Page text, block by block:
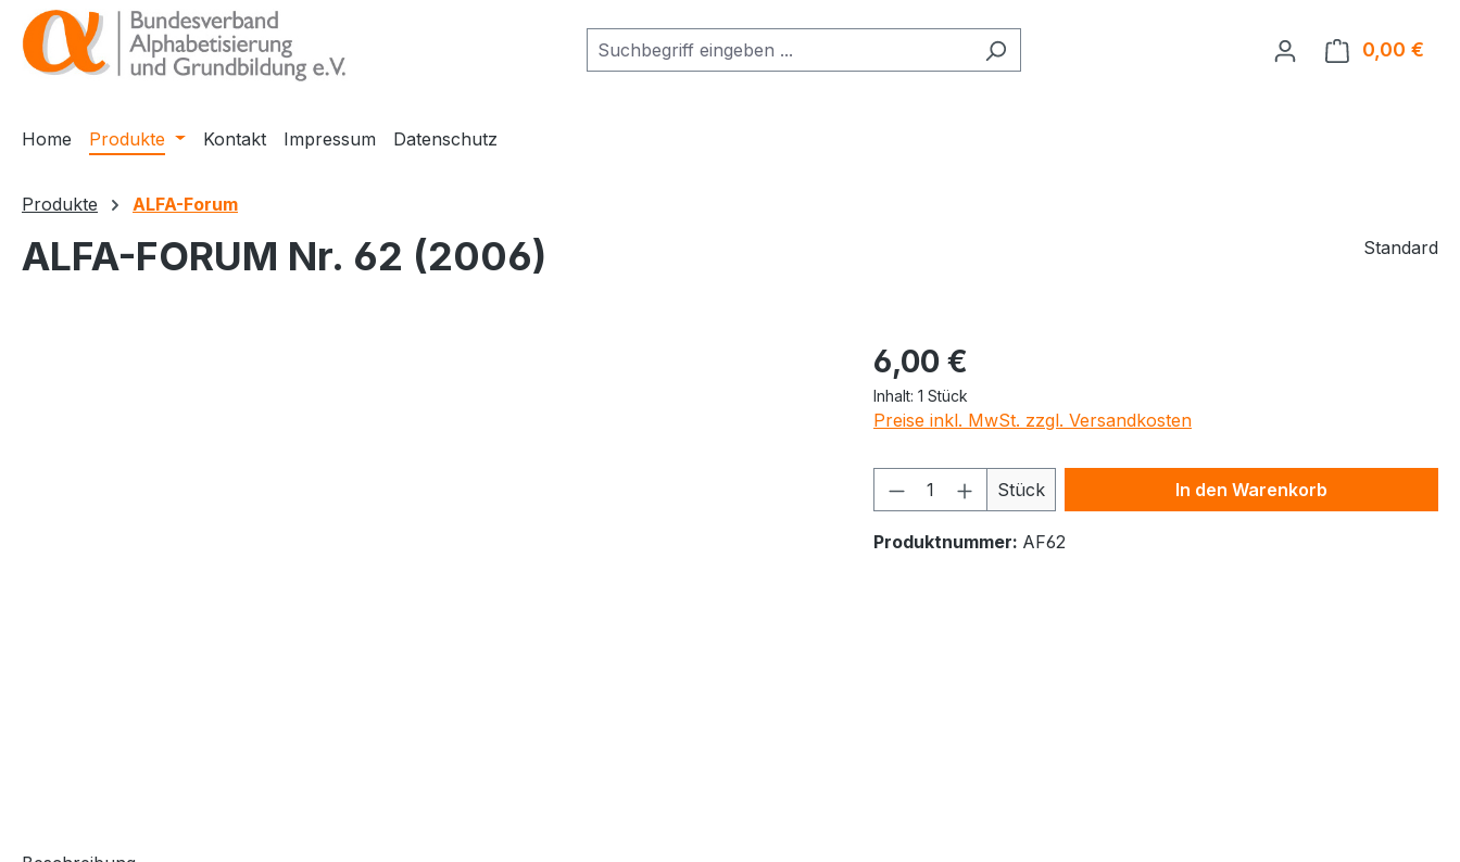
Zur Hauptnavigation springen
0,00 €
Home Produkte Kontakt Impressum Datenschutz
Produkte ALFA-Forum
ALFA-FORUM Nr. 62 (2006) Standard
6,00 €
Inhalt: 1 Stück
Preise inkl. MwSt. zzgl. Versandkosten
Produkt Anzahl: Gib den gewünschten Wert
Stück In den Warenkorb
Produktnummer: AF62